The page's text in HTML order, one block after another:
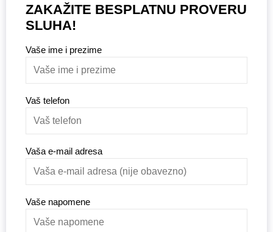
ZAKAŽITE BESPLATNU PROVERU
SLUHA!
Vaše ime i prezime
Vaš telefon
Vaša e-mail adresa
Vaše napomene